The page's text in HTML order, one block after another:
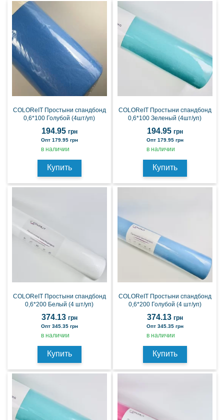
COLOReIT Простыни спандбонд
0,6*100 Голубой (4шт/уп)
194.95 грн
Опт 179.95 грн
в наличии
Купить
COLOReIT Простыни спандбонд
0,6*100 Зеленый (4шт/уп)
194.95 грн
Опт 179.95 грн
в наличии
Купить
COLOReIT Простыни спандбонд
0,6*200 Белый (4 шт/уп)
374.13 грн
Опт 345.35 грн
в наличии
Купить
COLOReIT Простыни спандбонд
0,6*200 Голубой (4 шт/уп)
374.13 грн
Опт 345.35 грн
в наличии
Купить